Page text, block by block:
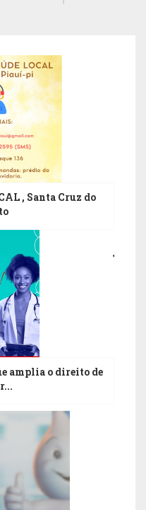
, Santa Cruz do
amplia o direito de